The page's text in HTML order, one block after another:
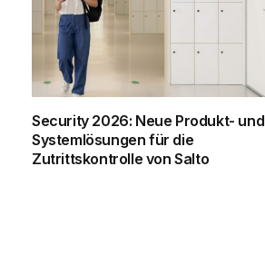
Security 2026: Neue Produkt- und
Systemlösungen für die
Zutrittskontrolle von Salto